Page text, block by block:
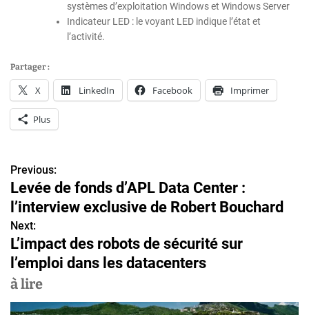
systèmes d’exploitation Windows et Windows Server
Indicateur LED : le voyant LED indique l’état et
l’activité.
Partager :
X LinkedIn Facebook Imprimer
Plus
N
a
v
i
g
a
Previous:
Levée de fonds d’APL Data Center :
l’interview exclusive de Robert Bouchard
Next:
L’impact des robots de sécurité sur
l’emploi dans les datacenters
à lire